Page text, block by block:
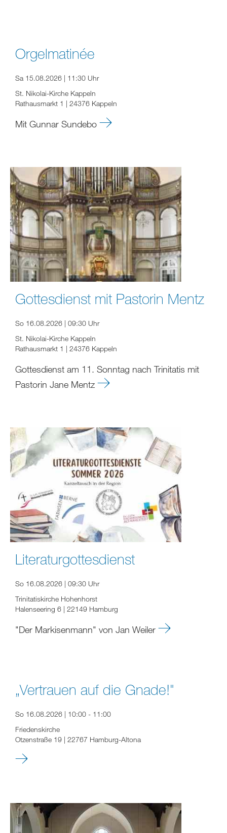
Orgelmatinée
Sa 15.08.2026 | 11:30 Uhr
St. Nikolai-Kirche Kappeln
Rathausmarkt 1 | 24376 Kappeln
Mit Gunnar Sundebo
Gottesdienst mit Pastorin Mentz
So 16.08.2026 | 09:30 Uhr
St. Nikolai-Kirche Kappeln
Rathausmarkt 1 | 24376 Kappeln
Gottesdienst am 11. Sonntag nach Trinitatis mit
Pastorin Jane Mentz
Literaturgottesdienst
So 16.08.2026 | 09:30 Uhr
Trinitatiskirche Hohenhorst
Halenseering 6 | 22149 Hamburg
"Der Markisenmann" von Jan Weiler
„Vertrauen auf die Gnade!"
So 16.08.2026 | 10:00 - 11:00
Friedenskirche
Otzenstraße 19 | 22767 Hamburg-Altona